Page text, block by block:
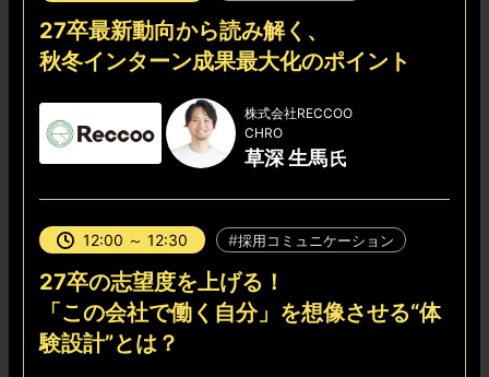
27卒最新動向から読み解く、
秋冬インターン成果最大化のポイント
株式会社RECCOO
CHRO
草深 生馬
12:00 ～ 12:30 採用コミュニケーション
27卒の志望度を上げる！
「この会社で働く自分」を想像させる“体
験設計”とは？